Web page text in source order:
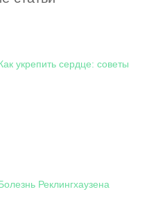
укрепить сердце: советы
Реклингхаузена